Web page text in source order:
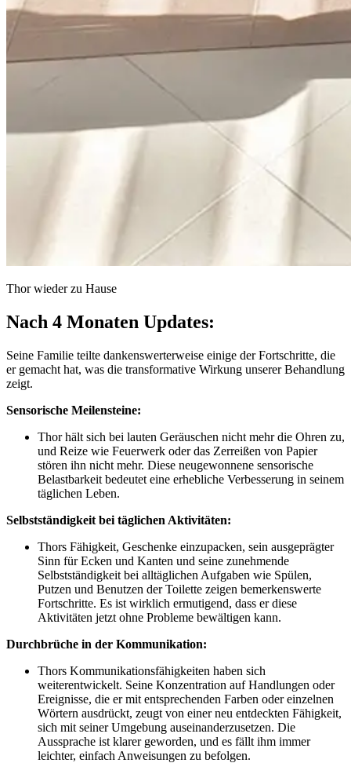
Thor wieder zu Hause
Nach 4 Monaten Updates:
Seine Familie teilte dankenswerterweise einige der Fortschritte, die
er gemacht hat, was die transformative Wirkung unserer Behandlung
zeigt.
Sensorische Meilensteine:
Thor hält sich bei lauten Geräuschen nicht mehr die Ohren zu,
und Reize wie Feuerwerk oder das Zerreißen von Papier
stören ihn nicht mehr. Diese neugewonnene sensorische
Belastbarkeit bedeutet eine erhebliche Verbesserung in seinem
täglichen Leben.
Selbstständigkeit bei täglichen Aktivitäten:
Thors Fähigkeit, Geschenke einzupacken, sein ausgeprägter
Sinn für Ecken und Kanten und seine zunehmende
Selbstständigkeit bei alltäglichen Aufgaben wie Spülen,
Putzen und Benutzen der Toilette zeigen bemerkenswerte
Fortschritte. Es ist wirklich ermutigend, dass er diese
Aktivitäten jetzt ohne Probleme bewältigen kann.
Durchbrüche in der Kommunikation:
Thors Kommunikationsfähigkeiten haben sich
weiterentwickelt. Seine Konzentration auf Handlungen oder
Ereignisse, die er mit entsprechenden Farben oder einzelnen
Wörtern ausdrückt, zeugt von einer neu entdeckten Fähigkeit,
sich mit seiner Umgebung auseinanderzusetzen. Die
Aussprache ist klarer geworden, und es fällt ihm immer
leichter, einfach Anweisungen zu befolgen.